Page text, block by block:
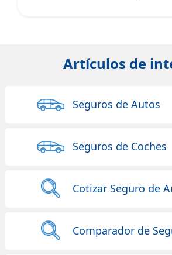
Artículos de
Seguros de Autos
Seguros de Coches
Cotizar Seguro de
Comparador de